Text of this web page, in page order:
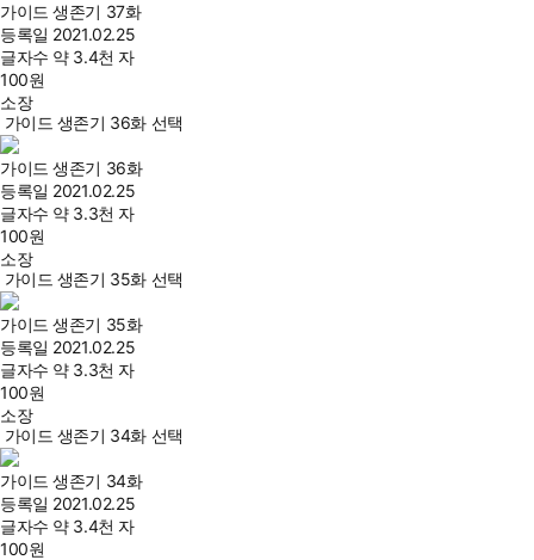
가이드 생존기 37화
등록일 2021.02.25
글자수 약 3.4천 자
100원
소장
가이드 생존기 36화 선택
가이드 생존기 36화
등록일 2021.02.25
글자수 약 3.3천 자
100원
소장
가이드 생존기 35화 선택
가이드 생존기 35화
등록일 2021.02.25
글자수 약 3.3천 자
100원
소장
가이드 생존기 34화 선택
가이드 생존기 34화
등록일 2021.02.25
글자수 약 3.4천 자
100원